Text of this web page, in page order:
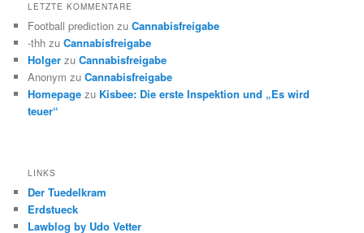
LETZTE KOMMENTARE
Football prediction zuCannabisfreigabe
-thh zuCannabisfreigabe
Holger zuCannabisfreigabe
Anonym zuCannabisfreigabe
Homepage zu Kisbee: Die erste Inspektion und „Es wird
teuer“
LINKS
Der Tuedelkram
Erdstueck
Lawblog by Udo Vetter